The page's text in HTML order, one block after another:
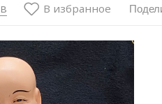
В избранное